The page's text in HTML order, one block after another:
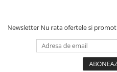
Newsletter Nu rata ofertele si